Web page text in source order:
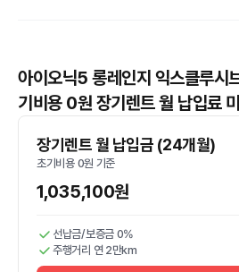
아이오닉5 롱레인지 익스클루
기비용 0원 장기렌트 월 납입료
장기렌트 월 납입금 (24개월)
초기비용 0원 기준
1,035,100원
선납금/보증금 0%
주행거리 연 2만km